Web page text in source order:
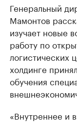
Генеральный
Мамонтов
изучает новые
работу по
логистических
холдинге
обучения
«Внутреннее и